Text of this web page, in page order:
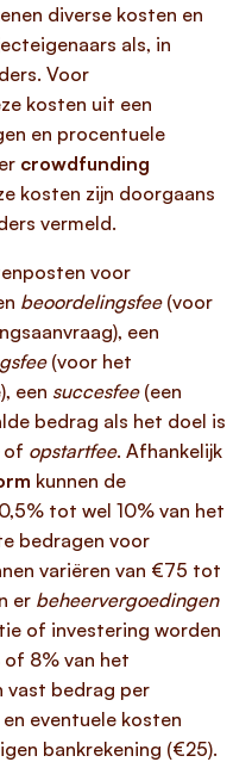
diverse kosten en
als, in
Voor
kosten uit een
en procentuele
crowdfunding
kosten zijn doorgaans
vermeld.
voor
beoordelingsfee(voor
een
(voor het
een succesfee(een
bedrag als het doel is
of opstartfee. Afhankelijk
kunnen de
tot wel 10% van het
bedragen voor
variëren van €75 tot
er beheervergoedingen
of investering worden
8% van het
vast bedrag per
eventuele kosten
bankrekening (€25).